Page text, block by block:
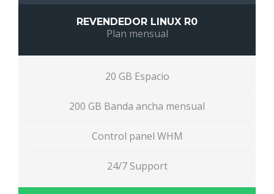
REVENDEDOR LINUX R0
Plan mensual
20 GB Espacio
200 GB Banda ancha mensual
Control panel WHM
24/7 Support